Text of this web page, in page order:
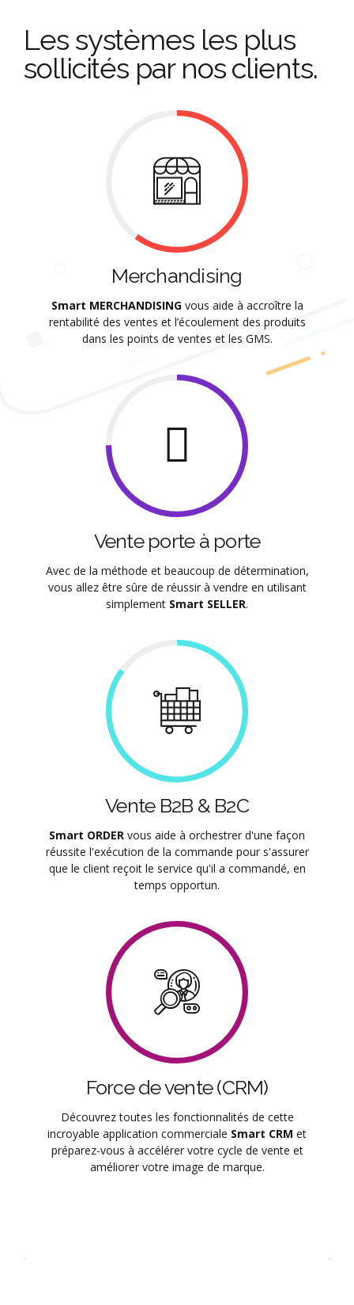
Les systèmes les plus
sollicités par nos clients.
Merchandising
Smart MERCHANDISINGvous aide à accroître la
rentabilité des ventes et l’écoulement des produits
dans les points de ventes et les GMS.
Vente porte à porte
Avec de la méthode et beaucoup de détermination,
vous allez être sûre de réussir à vendre en utilisant
simplement Smart SELLER.
Vente B2B & B2C
Smart ORDER vous aide à orchestrer d'une façon
réussite l'exécution de la commande pour s'assurer
que le client reçoit le service qu'il a commandé, en
temps opportun.
Force de vente (CRM)
Découvrez toutes les fonctionnalités de cette
incroyable application commerciale Smart CRM et
préparez-vous à accélérer votre cycle de vente et
améliorer votre image de marque.